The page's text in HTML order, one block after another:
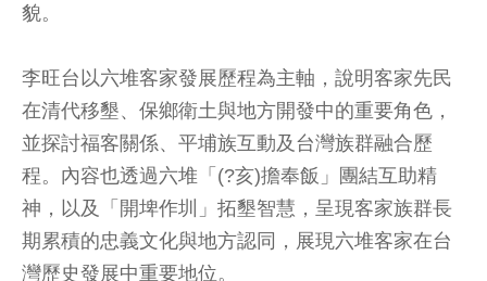
貌。
李旺台以六堆客家發展歷程為主軸，說明客家先民
在清代移墾、保鄉衛土與地方開發中的重要角色，
並探討福客關係、平埔族互動及台灣族群融合歷
程。內容也透過六堆「(?亥)擔奉飯」團結互助精
神，以及「開埤作圳」拓墾智慧，呈現客家族群長
期累積的忠義文化與地方認同，展現六堆客家在台
灣歷史發展中重要地位。